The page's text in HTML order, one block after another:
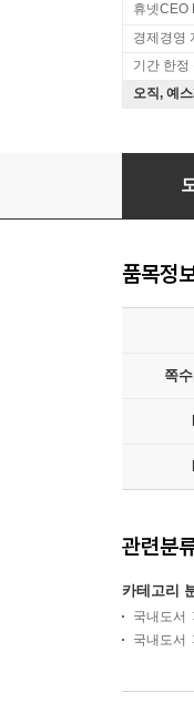
휴넷CEO
경제경영
기간 한정
오직, 예
부자의
품목정
쪽
관련분
카테고리
국내도서
국내도서